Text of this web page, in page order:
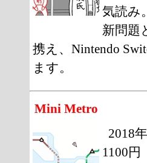
気読み
新問題
携え、Nintendo
ます。
Mini Metro
2018
1100円